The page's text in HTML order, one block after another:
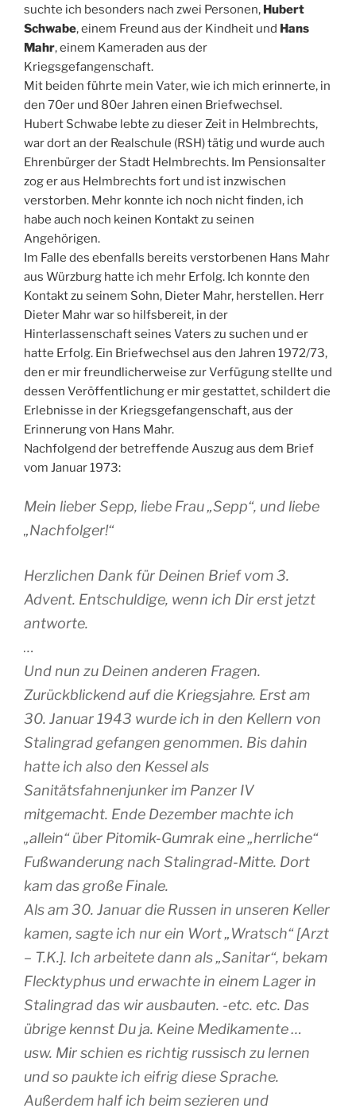
suchte ich besonders nach zwei Personen, Hubert
Schwabe, einem Freund aus der Kindheit und Hans
Mahr, einem Kameraden aus der
Kriegsgefangenschaft.
Mit beiden führte mein Vater, wie ich mich erinnerte, in
den 70er und 80er Jahren einen Briefwechsel.
Hubert Schwabe lebte zu dieser Zeit in Helmbrechts,
war dort an der Realschule (RSH) tätig und wurde auch
Ehrenbürger der Stadt Helmbrechts. Im Pensionsalter
zog er aus Helmbrechts fort und ist inzwischen
verstorben. Mehr konnte ich noch nicht finden, ich
habe auch noch keinen Kontakt zu seinen
Angehörigen.
Im Falle des ebenfalls bereits verstorbenen Hans Mahr
aus Würzburg hatte ich mehr Erfolg. Ich konnte den
Kontakt zu seinem Sohn, Dieter Mahr, herstellen. Herr
Dieter Mahr war so hilfsbereit, in der
Hinterlassenschaft seines Vaters zu suchen und er
hatte Erfolg. Ein Briefwechsel aus den Jahren 1972/73,
den er mir freundlicherweise zur Verfügung stellte und
dessen Veröffentlichung er mir gestattet, schildert die
Erlebnisse in der Kriegsgefangenschaft, aus der
Erinnerung von Hans Mahr.
Nachfolgend der betreffende Auszug aus dem Brief
vom Januar 1973:
Mein lieber Sepp, liebe Frau „Sepp“, und liebe
„Nachfolger!“
Herzlichen Dank für Deinen Brief vom 3.
Advent. Entschuldige, wenn ich Dir erst jetzt
antworte.
…
Und nun zu Deinen anderen Fragen.
Zurückblickend auf die Kriegsjahre. Erst am
30. Januar 1943 wurde ich in den Kellern von
Stalingrad gefangen genommen. Bis dahin
hatte ich also den Kessel als
Sanitätsfahnenjunker im Panzer IV
mitgemacht. Ende Dezember machte ich
„allein“ über Pitomik-Gumrak eine „herrliche“
Fußwanderung nach Stalingrad-Mitte. Dort
kam das große Finale.
Als am 30. Januar die Russen in unseren Keller
kamen, sagte ich nur ein Wort „Wratsch“ [Arzt
– T.K.]. Ich arbeitete dann als „Sanitar“, bekam
Flecktyphus und erwachte in einem Lager in
Stalingrad das wir ausbauten. -etc. etc. Das
übrige kennst Du ja. Keine Medikamente …
usw. Mir schien es richtig russisch zu lernen
und so paukte ich eifrig diese Sprache.
Außerdem half ich beim sezieren und